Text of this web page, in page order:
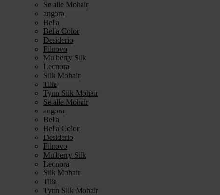
Se alle Mohair
angora
Bella
Bella Color
Desiderio
Filnovo
Mulberry Silk
Leonora
Silk Mohair
Tilia
Tynn Silk Mohair
Se alle Mohair
angora
Bella
Bella Color
Desiderio
Filnovo
Mulberry Silk
Leonora
Silk Mohair
Tilia
Tynn Silk Mohair